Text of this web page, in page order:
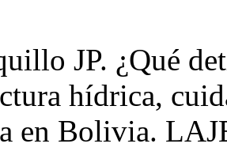
JP. ¿Qué
hídrica,
en Bolivia.